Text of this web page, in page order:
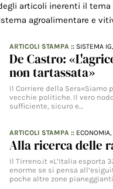
articoli inerenti il tema
agroalimentare e
ARTICOLI STAMPA :: SISTEMA
De Castro:
non tartassata»
Il Corriere della Sera«Siamo
vecchie politiche. Il vero
sufficiente, sicuro e…
ARTICOLI STAMPA ::
Alla ricerca delle
Il Tirreno.it «L’Italia esporta
enorme se si pensa
poche altre zone